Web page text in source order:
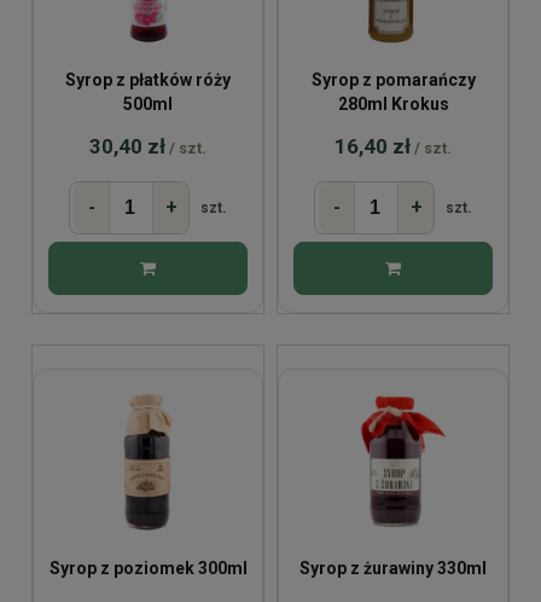
Syrop z płatków róży
500ml
30,40 zł / szt.
- + szt.
Syrop z pomarańczy
280ml Krokus
16,40 zł / szt.
- + szt.
Syrop z poziomek 300ml Syrop z żurawiny 330ml